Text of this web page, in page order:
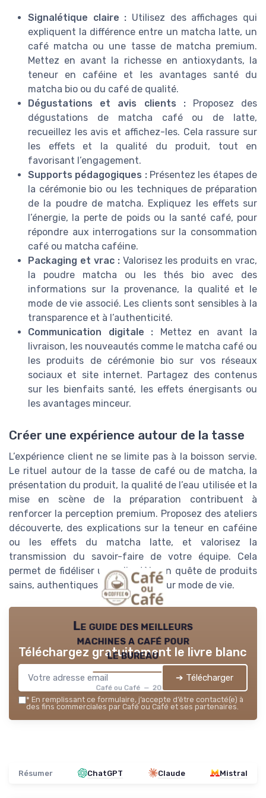
Signalétique claire : Utilisez des affichages qui
expliquent la différence entre un matcha latte, un
café matcha ou une tasse de matcha premium.
Mettez en avant la richesse en antioxydants, la
teneur en caféine et les avantages santé du
matcha bio ou du café de qualité.
Dégustations et avis clients :Proposez des
dégustations de matcha café ou de latte,
recueillez les avis et affichez-les. Cela rassure sur
les effets et la qualité du produit, tout en
favorisant l’engagement.
Supports pédagogiques :Présentez les étapes de
la cérémonie bio ou les techniques de préparation
de la poudre de matcha. Expliquez les effets sur
l’énergie, la perte de poids ou la santé café, pour
répondre aux interrogations sur la consommation
café ou matcha caféine.
Packaging et vrac :Valorisez les produits en vrac,
la poudre matcha ou les thés bio avec des
informations sur la provenance, la qualité et le
mode de vie associé. Les clients sont sensibles à la
transparence et à l’authenticité.
Communication digitale : Mettez en avant la
livraison, les nouveautés comme le matcha café ou
les produits de cérémonie bio sur vos réseaux
sociaux et site internet. Partagez des contenus
sur les bienfaits santé, les effets énergisants ou
les avantages minceur.
Créer une expérience autour de la tasse
L’expérience client ne se limite pas à la boisson servie.
Le rituel autour de la tasse de café ou de matcha, la
présentation du produit, la qualité de l’eau utilisée et la
mise en scène de la préparation contribuent à
renforcer la perception premium. Proposez des ateliers
découverte, des explications sur la teneur en caféine
ou les effets du matcha latte, et valorisez la
transmission du savoir-faire de votre équipe. Cela
permet de fidéliser une clientèle en quête de produits
sains, authentiques et adaptés à leur mode de vie.
Le guide des meilleurs
machines a café pour
le bureau
Café ou Café — 2026
Téléchargez gratuitement le livre blanc
➔ Télécharger
* En remplissant ce formulaire, j’accepte d’être contacté(e) à
des fins commerciales par Café ou Café et ses partenaires.
Résumer ChatGPT Claude Mistral